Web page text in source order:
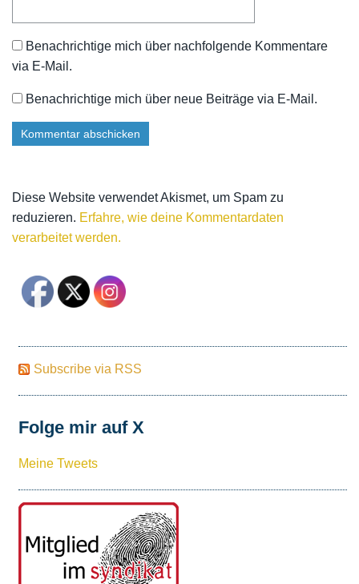
Benachrichtige mich über nachfolgende Kommentare
via E-Mail.
Benachrichtige mich über neue Beiträge via E-Mail.
Diese Website verwendet Akismet, um Spam zu
reduzieren. Erfahre, wie deine Kommentardaten
verarbeitet werden.
Subscribe via RSS
Folge mir auf X
Meine Tweets